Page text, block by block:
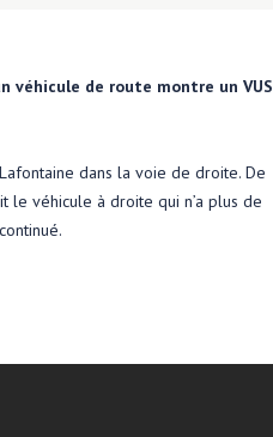
véhicule de route montre un VUS
dans la voie de droite. De
le véhicule à droite qui n’a plus de